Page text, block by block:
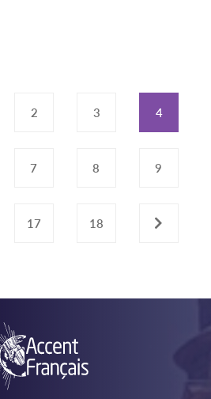
2 3 4
7 8 9
17 18 ›